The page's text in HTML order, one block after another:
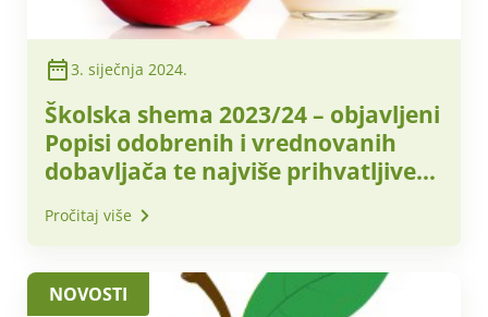
3. siječnja 2024.
Školska shema 2023/24 – objavljeni
Popisi odobrenih i vrednovanih
dobavljača te najviše prihvatljive
razdoblje – siječanj 2024. godine
Pročitaj više
NOVOSTI